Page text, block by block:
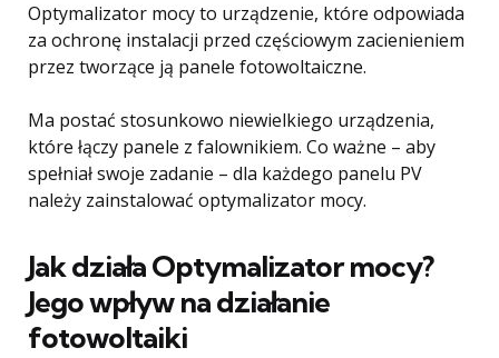
Optymalizator mocy to urządzenie, które odpowiada
za ochronę instalacji przed częściowym zacienieniem
przez tworzące ją panele fotowoltaiczne.
Ma postać stosunkowo niewielkiego urządzenia,
które łączy panele z falownikiem. Co ważne – aby
spełniał swoje zadanie – dla każdego panelu PV
należy zainstalować optymalizator mocy.
Jak działa Optymalizator mocy?
Jego wpływ na działanie
fotowoltaiki